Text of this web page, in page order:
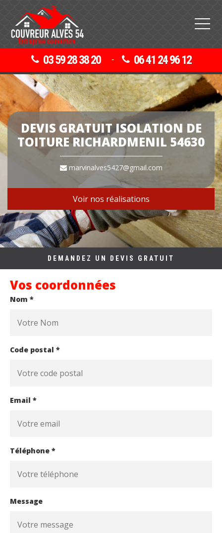
03 59 28 38 20 - 06 41 24 96 12
DEVIS GRATUIT ISOLATION DE
TOITURE RICHARDMENIL 54630
marvinalves5427@gmail.com
Voir nos réalisations
DEMANDEZ UN DEVIS GRATUIT
Vos coordonnées
Nom *
Code postal *
Email *
Téléphone *
Message